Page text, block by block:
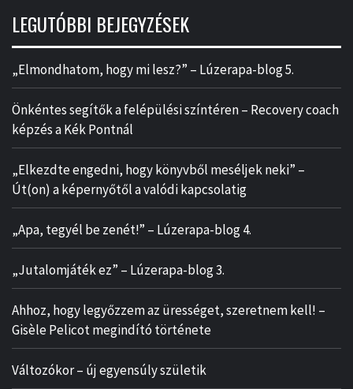
LEGUTÓBBI BEJEGYZÉSEK
„Elmondhatom, hogy mi lesz?” – Lúzerapa-blog 5.
Önkéntes segítők a felépülési színtéren – Recovery coach
képzés a Kék Pontnál
„Elkezdte engedni, hogy könyvből meséljek neki” –
Út(on) a képernyőtől a valódi kapcsolatig
„Apa, tegyél be zenét!” – Lúzerapa-blog 4.
„Jutalomjáték ez” – Lúzerapa-blog 3.
Ahhoz, hogy legyőzzem az ürességet, szeretnem kell! –
Gisèle Pelicot megindító története
Változókor – új egyensúly születik